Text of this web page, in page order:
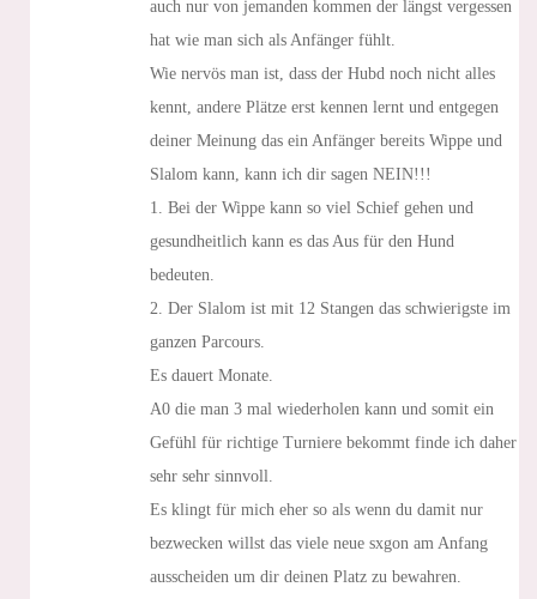
auch nur von jemanden kommen der längst vergessen
hat wie man sich als Anfänger fühlt.
Wie nervös man ist, dass der Hubd noch nicht alles
kennt, andere Plätze erst kennen lernt und entgegen
deiner Meinung das ein Anfänger bereits Wippe und
Slalom kann, kann ich dir sagen NEIN!!!
1. Bei der Wippe kann so viel Schief gehen und
gesundheitlich kann es das Aus für den Hund
bedeuten.
2. Der Slalom ist mit 12 Stangen das schwierigste im
ganzen Parcours.
Es dauert Monate.
A0 die man 3 mal wiederholen kann und somit ein
Gefühl für richtige Turniere bekommt finde ich daher
sehr sehr sinnvoll.
Es klingt für mich eher so als wenn du damit nur
bezwecken willst das viele neue sxgon am Anfang
ausscheiden um dir deinen Platz zu bewahren.